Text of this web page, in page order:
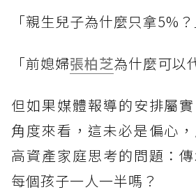
「親生兒子為什麼只拿5%？
「前媳婦張柏芝為什麼可以
但如果媒體報導的安排屬
角度來看，這未必是偏心
高資產家庭思考的問題：
每個孩子一人一半嗎？